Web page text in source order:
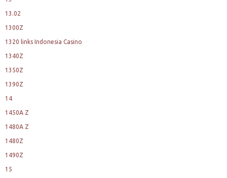
13.02
1300Z
1320 links Indonesia Casino
1340Z
1350Z
1390Z
14
1450A Z
1480A Z
1480Z
1490Z
15